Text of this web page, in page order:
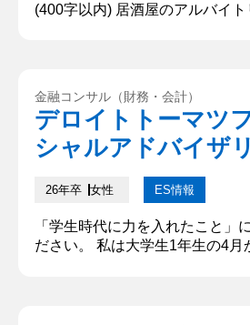
(400字以内) 居酒屋のアルバイ
じ、実行に移す事ができない状
には給料面に対する不満や営業
の不統一などが問題として挙が
金融コンサル（財務・会計）
デロイトトーマツ
シャルアドバイザ
26年卒 女性 ES情報
「学生時代に力を入れたこと」
ださい。 私は大学生1年生の4月